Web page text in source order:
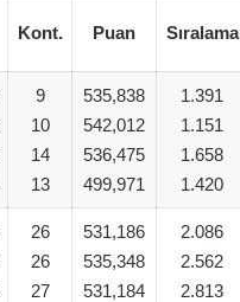
Kont. Puan Sıralama
9
10
14
13
535,838
542,012
536,475
499,971
1.391
1.151
1.658
1.420
26
26
27
531,186
535,348
531,184
2.086
2.562
2.813